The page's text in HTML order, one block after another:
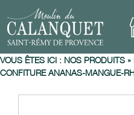
VOUS ÊTES ICI : NOS PRODUITS »
CONFITURE ANANAS-MANGUE-